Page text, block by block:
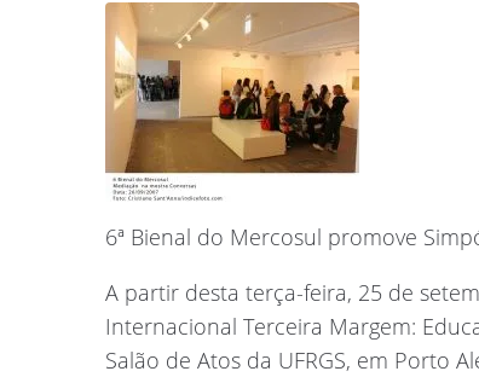
6ª Bienal do Mercosul promove
A partir desta terça-feira, 25 de
Internacional Terceira Margem:
Salão de Atos da UFRGS, em Porto